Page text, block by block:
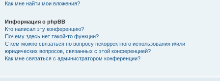
Как мне найти мои вложения?
Информация о phpBB
Кто написал эту конференцию?
Почему здесь нет такой-то функции?
С кем можно связаться по вопросу некорректного использования и/или
юридических вопросов, связанных с этой конференцией?
Как мне связаться с администратором конференции?